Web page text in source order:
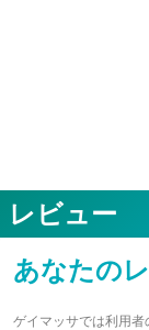
レビュー
あなたの
ゲイマッサでは利用